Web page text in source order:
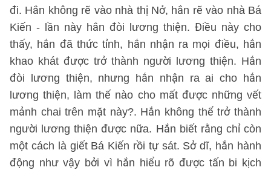
đi. Hắn không rẽ vào nhà thị Nở, hắn rẽ vào nhà Bá
Kiến - lần này hắn đòi lương thiện. Điều này cho
thấy, hắn đã thức tỉnh, hắn nhận ra mọi điều, hắn
khao khát được trở thành người lương thiện. Hắn
đòi lương thiện, nhưng hắn nhận ra ai cho hắn
lương thiện, làm thế nào cho mất được những vết
mảnh chai trên mặt này?. Hắn không thể trở thành
người lương thiện được nữa. Hắn biết rằng chỉ còn
một cách là giết Bá Kiến rồi tự sát. Sở dĩ, hắn hành
động như vậy bởi vì hắn hiểu rõ được tấn bi kịch